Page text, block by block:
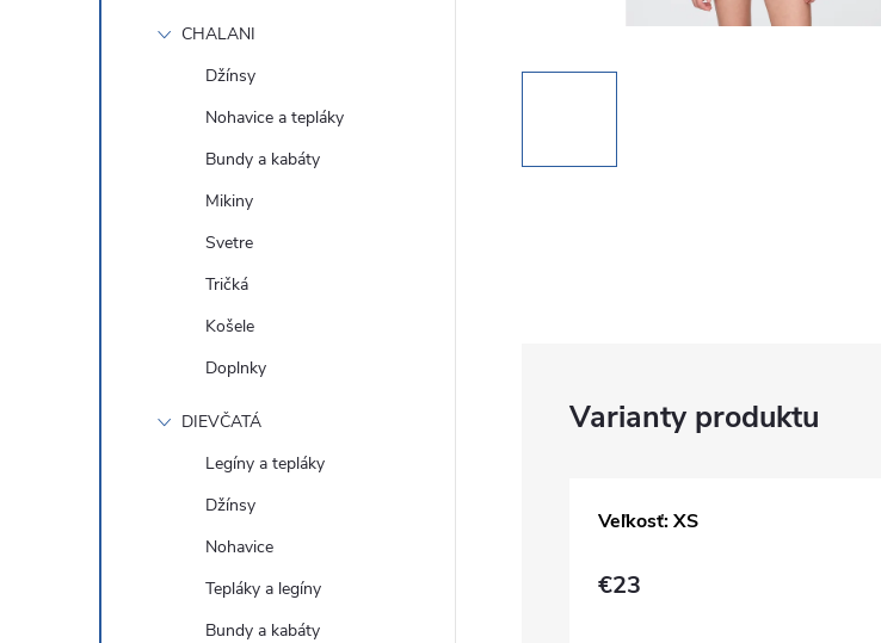
CHALANI
Džínsy
Nohavice a tepláky
Bundy a kabáty
Mikiny
Svetre
Tričká
Košele
Doplnky
DIEVČATÁ
Legíny a tepláky
Džínsy
Nohavice
Tepláky a legíny
Bundy a kabáty
Veľkosť: XS
€23